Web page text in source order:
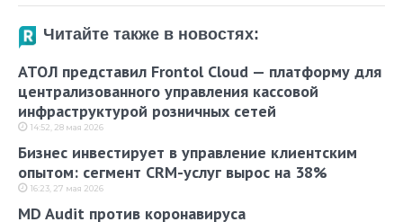
Читайте также в новостях:
АТОЛ представил Frontol Cloud — платформу для
централизованного управления кассовой
инфраструктурой розничных сетей
14:52, 28 мая 2026
Бизнес инвестирует в управление клиентским
опытом: сегмент CRM-услуг вырос на 38%
16:23, 27 мая 2026
MD Audit против коронавируса